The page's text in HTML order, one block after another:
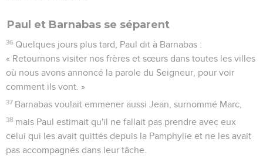
Paul et Barnabas se séparent
36 Quelques jours plus tard, Paul dit à Barnabas :
« Retournons visiter nos frères et sœurs dans toutes les villes
où nous avons annoncé la parole du Seigneur, pour voir
comment ils vont. »
37 Barnabas voulait emmener aussi Jean, surnommé Marc,
38 mais Paul estimait qu'il ne fallait pas prendre avec eux
celui qui les avait quittés depuis la Pamphylie et ne les avait
pas accompagnés dans leur tâche.